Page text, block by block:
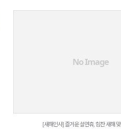
No Image
[새해인사] 즐거운 설연휴, 힘찬 새해